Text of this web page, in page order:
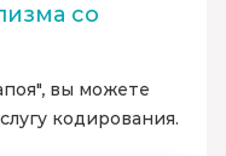
со
вы можете
кодирования.